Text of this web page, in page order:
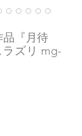
『月待
ズリ mg-